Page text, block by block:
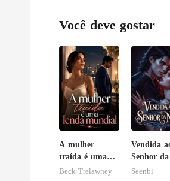
Você deve gostar
A mulher
traída é uma
lenda mundial
Beck Trelawney
Vendida
Senhor
Seenbi